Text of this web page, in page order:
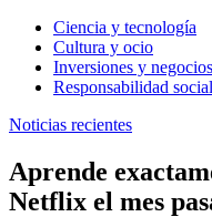
Ciencia y tecnología
Cultura y ocio
Inversiones y negocios
Responsabilidad social
Noticias recientes
Aprende
Netflix el mes